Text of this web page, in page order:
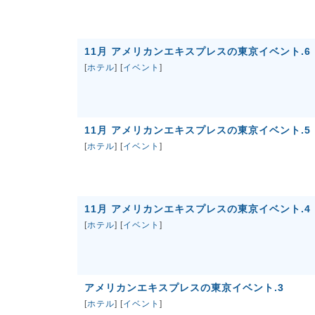
11月 アメリカンエキスプレスの東京イベント.6
[ホテル] [イベント ]
11月 アメリカンエキスプレスの東京イベント.5
[ホテル] [イベント ]
11月 アメリカンエキスプレスの東京イベント.4
[ホテル] [イベント ]
アメリカンエキスプレスの東京イベント.3
[ホテル] [イベント ]